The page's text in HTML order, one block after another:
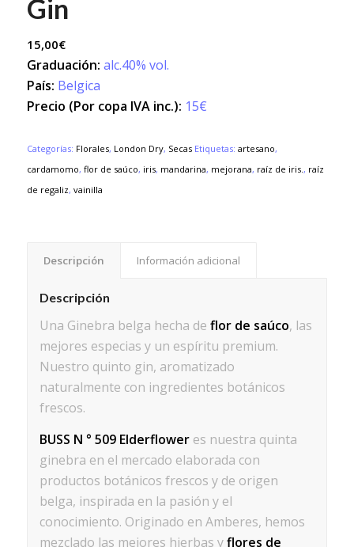
Gin
15,00€
Graduación: alc.40% vol.
País: Belgica
Precio (Por copa IVA inc.): 15€
Categorías: Florales, London Dry, Secas Etiquetas: artesano,
cardamomo, flor de saúco, iris, mandarina, mejorana, raíz de iris., raíz
de regaliz, vainilla
Descripción Información adicional
Descripción
Una Ginebra belga hecha de flor de saúco, las
mejores especias y un espíritu premium.
Nuestro quinto gin, aromatizado
naturalmente con ingredientes botánicos
frescos.
BUSS N ° 509 Elderfloweres nuestra quinta
ginebra en el mercado elaborada con
productos botánicos frescos y de origen
belga, inspirada en la pasión y el
conocimiento. Originado en Amberes, hemos
mezclado las mejores hierbas yflores de